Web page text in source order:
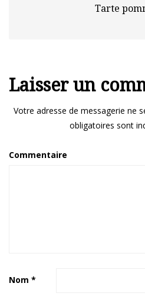
Tarte
Laisser un
Votre adresse de messagerie ne
obligatoires sont
Commentaire
Nom *